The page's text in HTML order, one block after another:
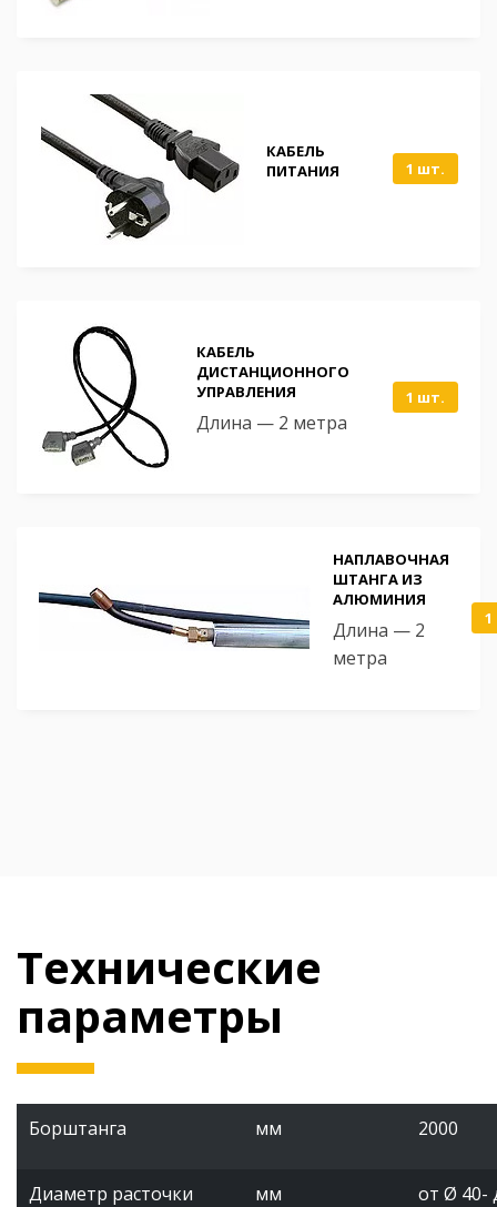
КАБЕЛЬ
ПИТАНИЯ
1 шт.
КАБЕЛЬ
ДИСТАНЦИОННОГО
УПРАВЛЕНИЯ
Длина — 2 метра
1 шт.
НАПЛАВОЧНАЯ
ШТАНГА ИЗ
АЛЮМИНИЯ
Длина — 2
метра
Технические
параметры
Борштанга мм 2000
Диаметр расточки мм от Ø 40-